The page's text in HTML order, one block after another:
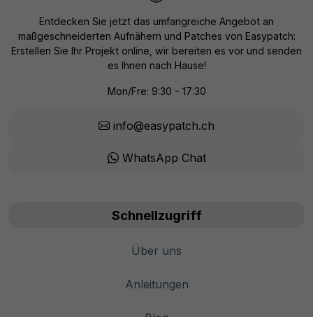
Entdecken Sie jetzt das umfangreiche Angebot an
maßgeschneiderten Aufnähern und Patches von Easypatch:
Erstellen Sie Ihr Projekt online, wir bereiten es vor und senden
es Ihnen nach Hause!
Mon/Fre: 9:30 - 17:30
info@easypatch.ch
WhatsApp Chat
Schnellzugriff
Über uns
Anleitungen